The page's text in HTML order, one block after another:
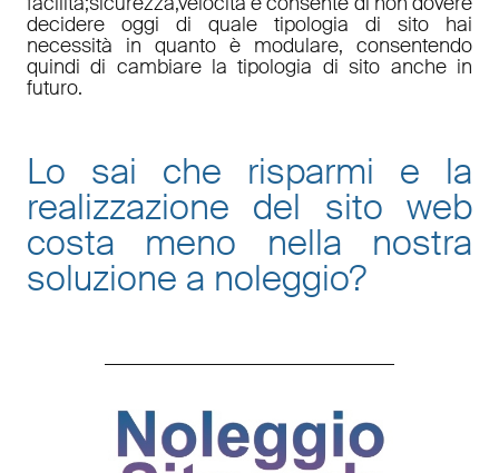
decidere oggi di quale tipologia di sito hai
necessità in quanto è modulare, consentendo
quindi di cambiare la tipologia di sito anche in
futuro.
Lo sai che risparmi e la
realizzazione del sito web
costa meno nella nostra
soluzione a noleggio?